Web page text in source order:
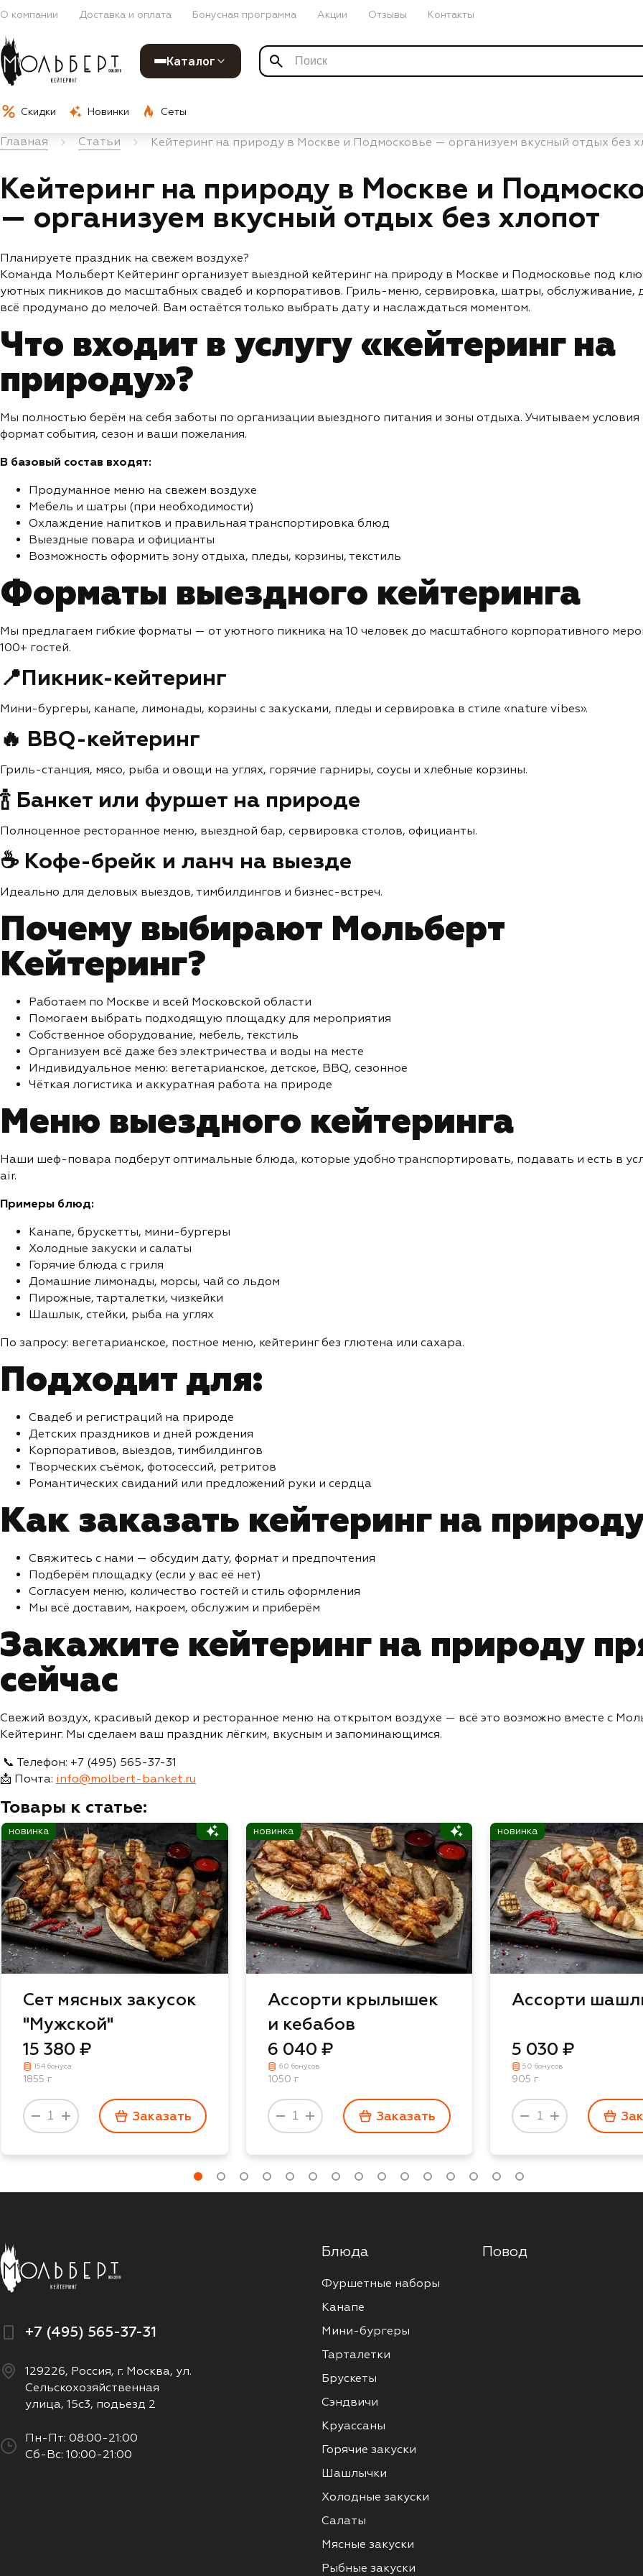
О компании Доставка и оплата Бонусная программа Акции Отзывы Контакты
Каталог
Скидки Новинки Сеты
Главная Статьи Кейтеринг на природу в Москве и Подмосковье — организуем вкусный отдых без
Кейтеринг на природу в Москве и
— организуем вкусный отдых без хлопот
Планируете праздник на свежем воздухе?
Команда Мольберт Кейтеринг организует выездной кейтеринг на природу в Москве и Подмосковье под
уютных пикников до масштабных свадеб и корпоративов. Гриль-меню, сервировка, шатры, обслуживание,
всё продумано до мелочей. Вам остаётся только выбрать дату и наслаждаться моментом.
Что входит в услугу «кейтеринг на
природу»?
Мы полностью берём на себя заботы по организации выездного питания и зоны отдыха. Учитываем
формат события, сезон и ваши пожелания.
В базовый состав входят:
Продуманное меню на свежем воздухе
Мебель и шатры (при необходимости)
Охлаждение напитков и правильная транспортировка блюд
Выездные повара и официанты
Возможность оформить зону отдыха, пледы, корзины, текстиль
Форматы выездного кейтеринга
Мы предлагаем гибкие форматы — от уютного пикника на 10 человек до масштабного корпоративного
100+ гостей.
📍Пикник-кейтеринг
Мини-бургеры, канапе, лимонады, корзины с закусками, пледы и сервировка в стиле «nature vibes».
🔥 BBQ-кейтеринг
Гриль-станция, мясо, рыба и овощи на углях, горячие гарниры, соусы и хлебные корзины.
🍾 Банкет или фуршет на природе
Полноценное ресторанное меню, выездной бар, сервировка столов, официанты.
☕ Кофе-брейк и ланч на выезде
Идеально для деловых выездов, тимбилдингов и бизнес-встреч.
Почему выбирают Мольберт
Кейтеринг?
Работаем по Москве и всей Московской области
Помогаем выбрать подходящую площадку для мероприятия
Собственное оборудование, мебель, текстиль
Организуем всё даже без электричества и воды на месте
Индивидуальное меню: вегетарианское, детское, BBQ, сезонное
Чёткая логистика и аккуратная работа на природе
Меню выездного кейтеринга
Наши шеф-повара подберут оптимальные блюда, которые удобно транспортировать, подавать и есть в
air.
Примеры блюд:
Канапе, брускетты, мини-бургеры
Холодные закуски и салаты
Горячие блюда с гриля
Домашние лимонады, морсы, чай со льдом
Пирожные, тарталетки, чизкейки
Шашлык, стейки, рыба на углях
По запросу: вегетарианское, постное меню, кейтеринг без глютена или сахара.
Подходит для:
Свадеб и регистраций на природе
Детских праздников и дней рождения
Корпоративов, выездов, тимбилдингов
Творческих съёмок, фотосессий, ретритов
Романтических свиданий или предложений руки и сердца
Как заказать кейтеринг на
Свяжитесь с нами — обсудим дату, формат и предпочтения
Подберём площадку (если у вас её нет)
Согласуем меню, количество гостей и стиль оформления
Мы всё доставим, накроем, обслужим и приберём
Закажите кейтеринг на природу
сейчас
Свежий воздух, красивый декор и ресторанное меню на открытом воздухе — всё это возможно вместе с
Кейтеринг. Мы сделаем ваш праздник лёгким, вкусным и запоминающимся.
📞 Телефон: +7 (495) 565-37-31
📩 Почта: info@molbert-banket.ru
Товары к статье:
новинка
Сет мясных закусок
"Мужской"
15 380 ₽
154 бонуса
1855 г
Заказать
новинка
Ассорти крылышек
и кебабов
6 040 ₽
60 бонусов
1050 г
Заказать
новинка
Ассорти
5 030 ₽
50 бонусов
905 г
+7 (495) 565-37-31
129226, Россия, г. Москва, ул.
Сельскохозяйственная
улица, 15с3, подьезд 2
Пн-Пт: 08:00-21:00
Сб-Вс: 10:00-21:00
Блюда
Фуршетные наборы
Канапе
Мини-бургеры
Тарталетки
Брускеты
Сэндвичи
Круассаны
Горячие закуски
Шашлычки
Холодные закуски
Салаты
Мясные закуски
Рыбные закуски
Повод